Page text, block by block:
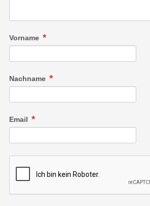
Vorname
Nachname
Email